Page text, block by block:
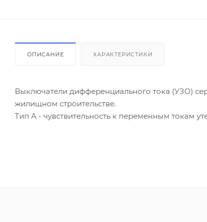
ОПИСАНИЕ ХАРАКТЕРИСТИКИ
Выключатели дифференциального тока (УЗО)
жилищном строительстве.
Тип А - чувствительность к переменным токам